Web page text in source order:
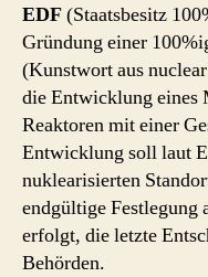
EDF(Staatsbesitz
Gründung einer
(Kunstwort aus
die Entwicklung
Reaktoren mit einer
Entwicklung soll laut
nuklearisierten
endgültige Festlegung
erfolgt, die letzte
Behörden.